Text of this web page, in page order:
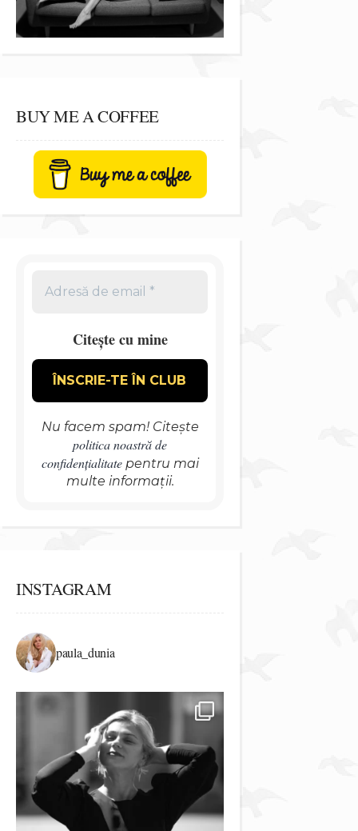
BUY ME A COFFEE
Citește cu mine
Nu facem spam! Citește
politica noastră de
confidențialitatepentru mai
multe informații.
INSTAGRAM
paula_dunia